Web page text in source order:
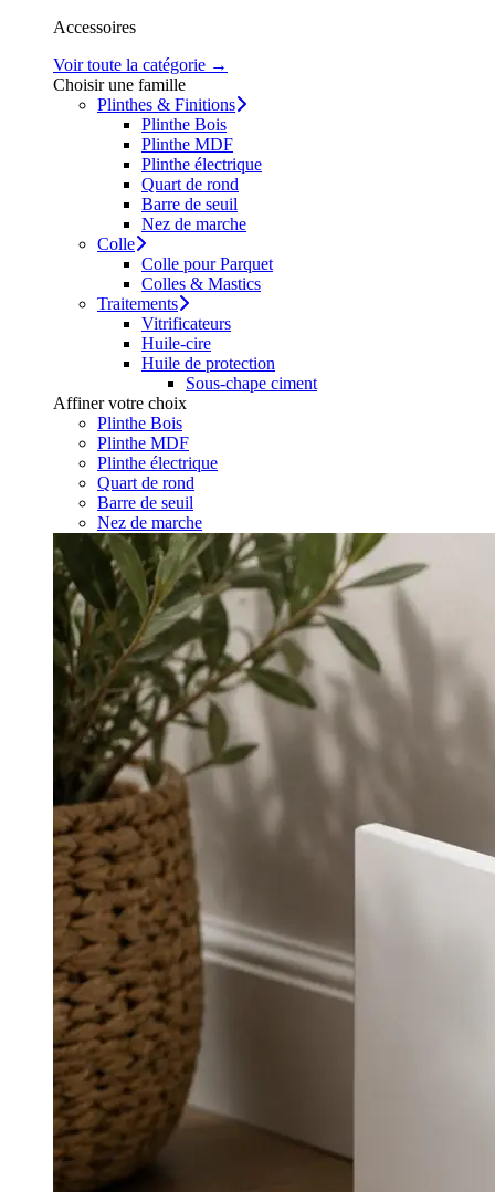
Accessoires
Voir toute la catégorie →
Choisir une famille
Plinthes & Finitions
Plinthe Bois
Plinthe MDF
Plinthe électrique
Quart de rond
Barre de seuil
Nez de marche
Colle
Colle pour Parquet
Colles & Mastics
Traitements
Vitrificateurs
Huile-cire
Huile de protection
Sous-chape ciment
Affiner votre choix
Plinthe Bois
Plinthe MDF
Plinthe électrique
Quart de rond
Barre de seuil
Nez de marche